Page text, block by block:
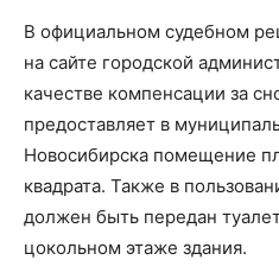
В официальном судебном
на сайте городской
качестве компенсации за
предоставляет в
Новосибирска помещение
квадрата. Также в
должен быть передан
цокольном этаже здания.